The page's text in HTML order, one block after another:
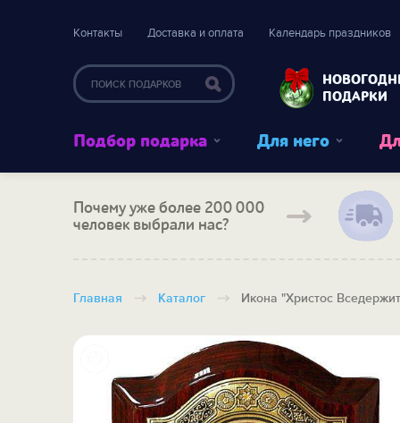
Контакты Доставка и оплата Календарь праздников
ПОДАРКИ
Подбор подарка Для него
Почему уже более 200 000
человек выбрали нас?
Главная Каталог Икона "Христос